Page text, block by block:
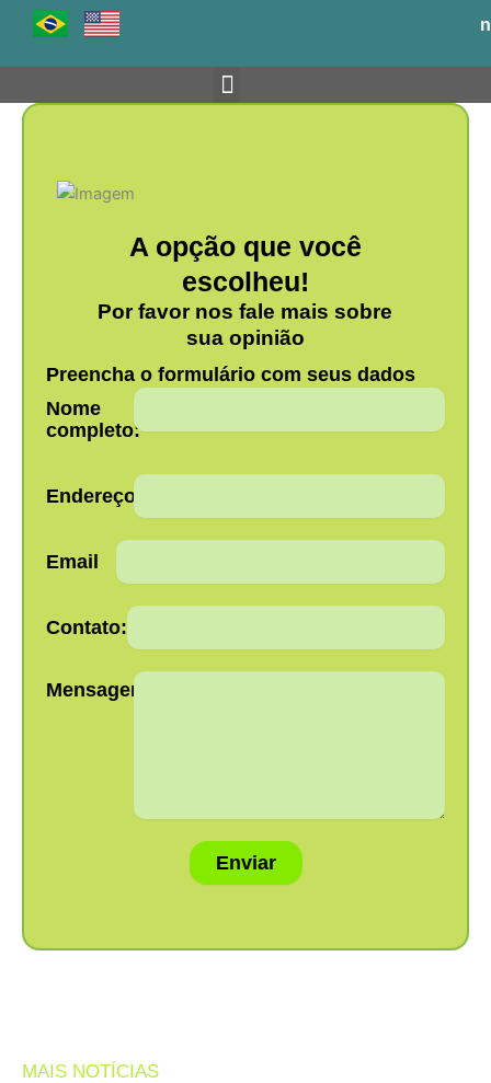
o
A opção que você
escolheu!
Por favor nos fale mais sobre
sua opinião
Preencha o formulário com seus dados
Nome
completo:
Endereço:
Email
Contato:
Mensagem:
Enviar
MAIS NOTÍCIAS